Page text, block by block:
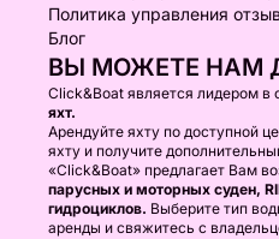
Политика управления
Блог
ВЫ МОЖЕТЕ НАМ
Click&Boat является лидером в
яхт.
Арендуйте яхту по доступной
яхту и получите
«Click&Boat» предлагает Вам
парусных и моторных суден,
гидроциклов. Выберите тип
аренды и свяжитесь с